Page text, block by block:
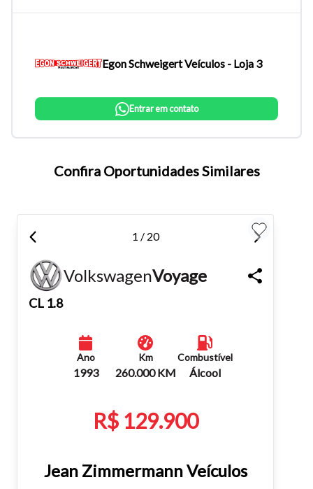
atalhos Ctrl+ (para aumentar) e Ctrl- (para diminuir) no seu
teclado.
Egon Schweigert Veículos - Loja 3
Entrar em contato
Confira Oportunidades Similares
1 / 20
VolkswagenVoyage
CL 1.8
Ano
1993
Km
260.000 KM
Combustível
Álcool
R$ 129.900
Jean Zimmermann Veículos